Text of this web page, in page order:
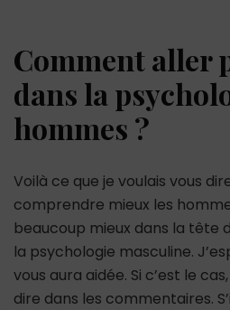
Comment aller
dans la
hommes ?
Voilà ce que je voulais vous
comprendre mieux les
beaucoup mieux dans la tête
la psychologie masculine.
vous aura aidée. Si c’est le
dire dans les commentaires.